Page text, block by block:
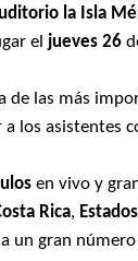
la Isla
el jueves 26
de las más
los asistentes
en vivo y
Rica,
un gran número